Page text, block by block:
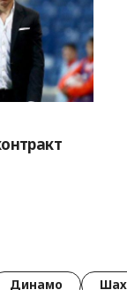
Динамо